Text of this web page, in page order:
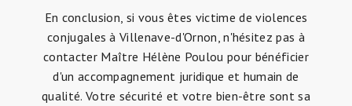
En conclusion, si vous êtes victime de violences
conjugales à Villenave-d'Ornon, n'hésitez pas à
contacter Maître Hélène Poulou pour bénéficier
d'un accompagnement juridique et humain de
qualité. Votre sécurité et votre bien-être sont sa